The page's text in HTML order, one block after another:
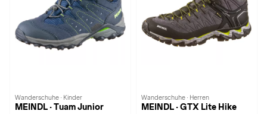
Wanderschuhe · Kinder
MEINDL · Tuam Junior
Wanderschuhe · Herren
MEINDL · GTX Lite Hike